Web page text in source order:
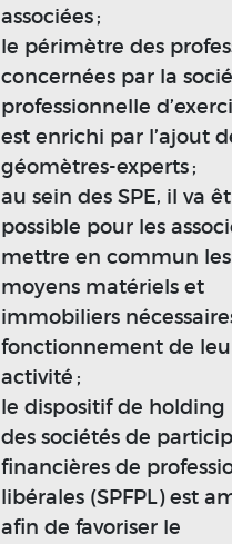
associées ;
le périmètre des
concernées par la
professionnelle
est enrichi par l’ajout
géomètres-experts ;
au sein des SPE, il va
possible pour les
mettre en commun les
moyens matériels et
immobiliers
fonctionnement de
activité ;
le dispositif de holding
des sociétés de
financières de
libérales (SPFPL) est
afin de favoriser le